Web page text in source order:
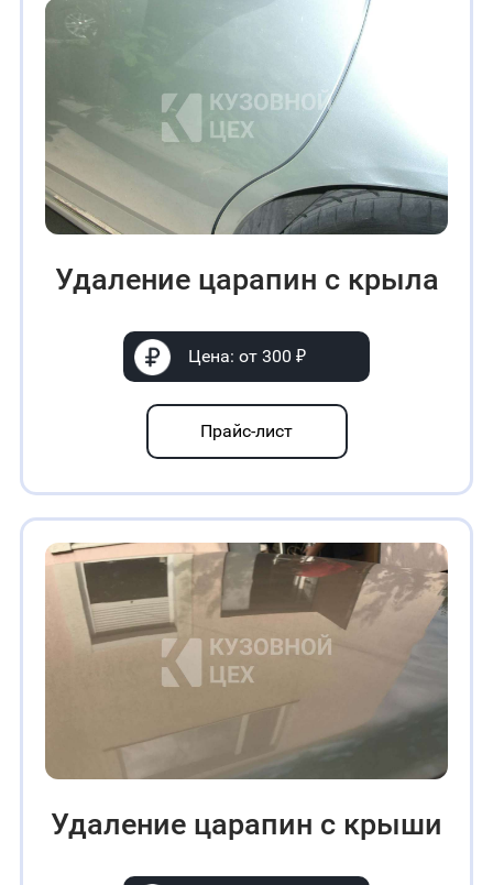
Удаление царапин с крыла
Цена: от 300 ₽
Прайс-лист
Удаление царапин с крыши